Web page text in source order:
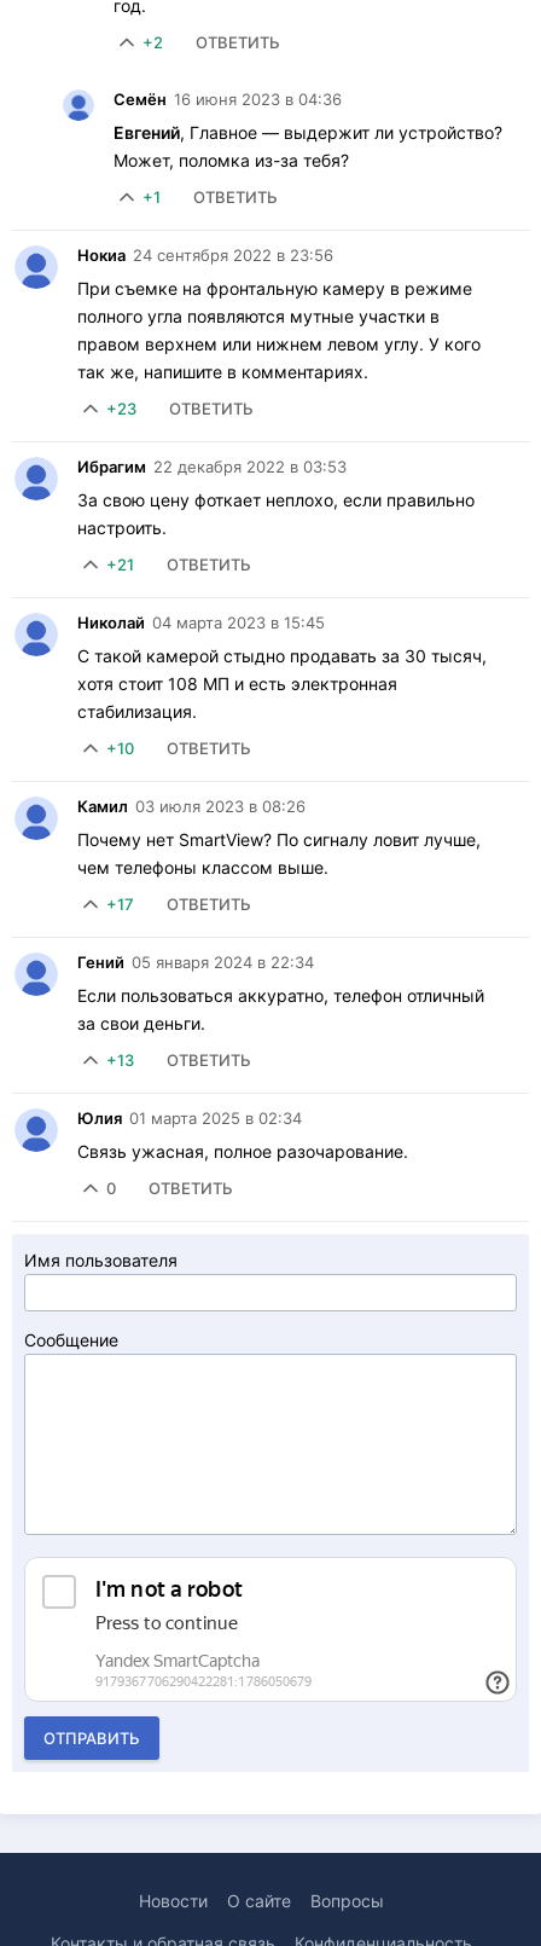
год.
+2 ОТВЕТИТЬ
Семён 16 июня 2023 в 04:36
Евгений, Главное — выдержит ли устройство?
Может, поломка из-за тебя?
+1 ОТВЕТИТЬ
Нокиа 24 сентября 2022 в 23:56
При съемке на фронтальную камеру в режиме
полного угла появляются мутные участки в
правом верхнем или нижнем левом углу. У кого
так же, напишите в комментариях.
+23 ОТВЕТИТЬ
Ибрагим 22 декабря 2022 в 03:53
За свою цену фоткает неплохо, если правильно
настроить.
+21 ОТВЕТИТЬ
Николай 04 марта 2023 в 15:45
С такой камерой стыдно продавать за 30 тысяч,
хотя стоит 108 МП и есть электронная
стабилизация.
+10 ОТВЕТИТЬ
Камил 03 июля 2023 в 08:26
Почему нет SmartView? По сигналу ловит лучше,
чем телефоны классом выше.
+17 ОТВЕТИТЬ
Гений 05 января 2024 в 22:34
Если пользоваться аккуратно, телефон отличный
за свои деньги.
+13 ОТВЕТИТЬ
Юлия 01 марта 2025 в 02:34
Связь ужасная, полное разочарование.
0 ОТВЕТИТЬ
Имя пользователя
Сообщение
ОТПРАВИТЬ
Новости О сайте Вопросы